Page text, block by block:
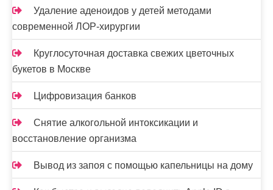
п
и
с
я
м
Удаление аденоидов у детей методами
современной ЛОР-хирургии
Круглосуточная доставка свежих цветочных
букетов в Москве
Цифровизация банков
Снятие алкогольной интоксикации и
восстановление организма
Вывод из запоя с помощью капельницы на дому